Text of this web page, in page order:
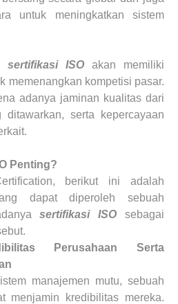
untuk meningkatkan sistem
sertifikasi ISOakan memiliki
memenangkan kompetisi pasar.
adanya jaminan kualitas dari
serta kepercayaan
Penting?
berikut ini adalah
dapat diperoleh sebuah
sertifikasi ISO sebagai
Perusahaan Serta
manajemen mutu, sebuah
menjamin kredibilitas mereka.